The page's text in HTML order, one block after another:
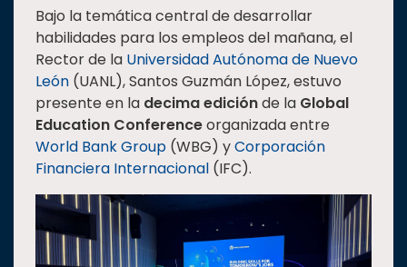
TEMAS
Oferta
educativa
Estudiantes
Rectoría
Investigación
Internacionalización
Responsabilidad
social
Bajo la temática central de desarrollar
habilidades para los empleos del mañana, el
Rector de la Universidad Autónoma de Nuevo
León (UANL), Santos Guzmán López, estuvo
presente en la decima ediciónde la Global
Education Conferenceorganizada entre
World Bank Group (WBG) yCorporación
Financiera Internacional (IFC).